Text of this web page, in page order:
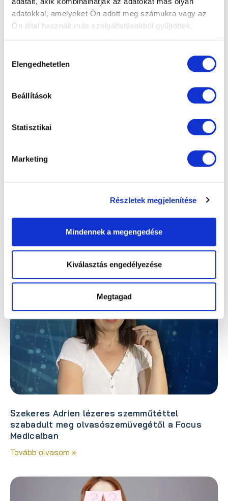
adatokkal, amelyeket Ön adott meg számukra vagy az
Ön által használt más szolgáltatásokból gyűjtöttek.
kiválasztása
Elengedhetetlen
Beállítások
Statisztikai
Marketing
Részletek megjelenítése
Mindennek a megengedése
Kiválasztás engedélyezése
Megtagad
További bejegyzések
„Nem megváltoztatta az életemet, hanem
Tovább olvasom »
Szekeres Adrien lézeres szemműtéttel
szabadult meg olvasószemüvegétől a Focus
Medicalban
Tovább olvasom »